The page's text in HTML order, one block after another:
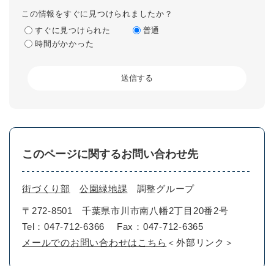
この情報をすぐに見つけられましたか？
すぐに見つけられた
普通
時間がかかった
このページに関するお問い合わせ先
街づくり部 公園緑地課 調整グループ
〒272-8501
千葉県市川市南八幡2丁目20番2号
Tel：047-712-6366
Fax：047-712-6365
メールでのお問い合わせはこちら ＜外部リンク＞